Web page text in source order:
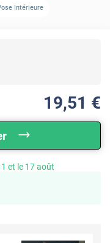
Intérieure
19,51 €
et le 17 août